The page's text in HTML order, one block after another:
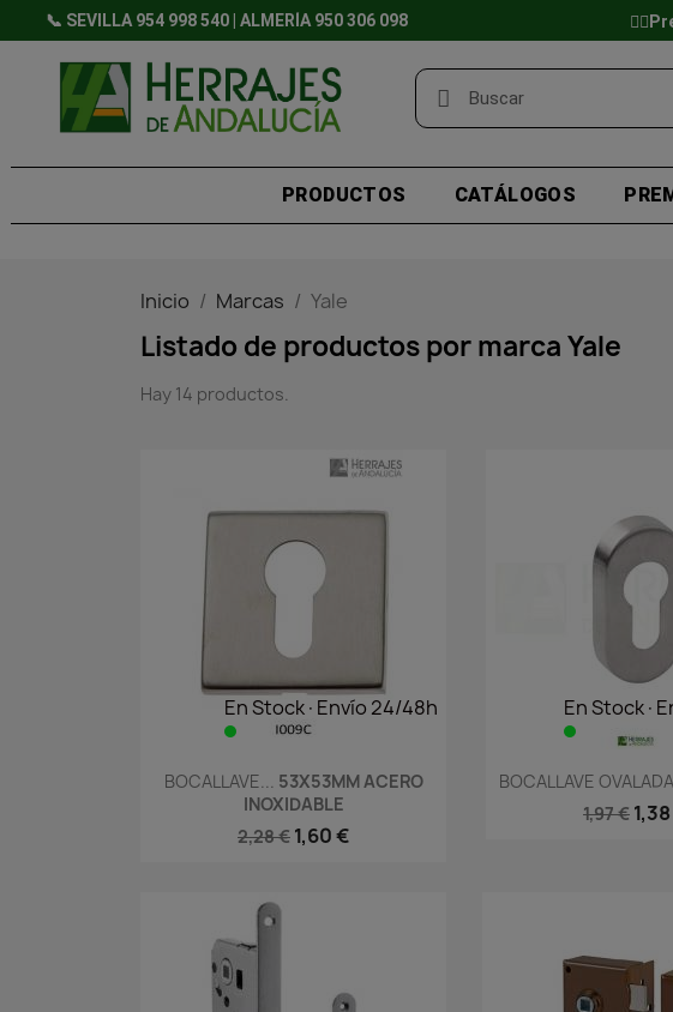
📞 SEVILLA 954 998 540 | ALMERÍA 950 306 098
PRODUCTOS CATÁLOGOS
Inicio Marcas Yale
Listado de productos por marca Yale
Hay 14 productos.
En Stock·Envío 24/48h
Vista rápida
BOCALLAVE... 53X53MM ACERO
INOXIDABLE
2,28 € 1,60 €
En
Vista
BOCALLAVE
1,97 €